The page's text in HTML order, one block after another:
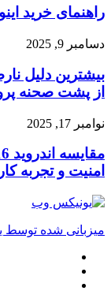
منابع
ضروری
برای
فنی
و
اینورتر
مناسب
الکتروموتور
راهنمای خرید
بیشترین
نارضایتی
از
کابین
دوش
چیست؟
گزارشی
از
پشت
صحنه
پروژه‌های
واقعی
آریان
دسامبر 9, 2025
بیشترین دلیل
از پشت صحنه
مقایسه
16
و
iOS
بررسی
کامل
سرعت،
امنیت
تجربه
نوامبر 17, 2025
امنیت و تجربه
میزبانی شده